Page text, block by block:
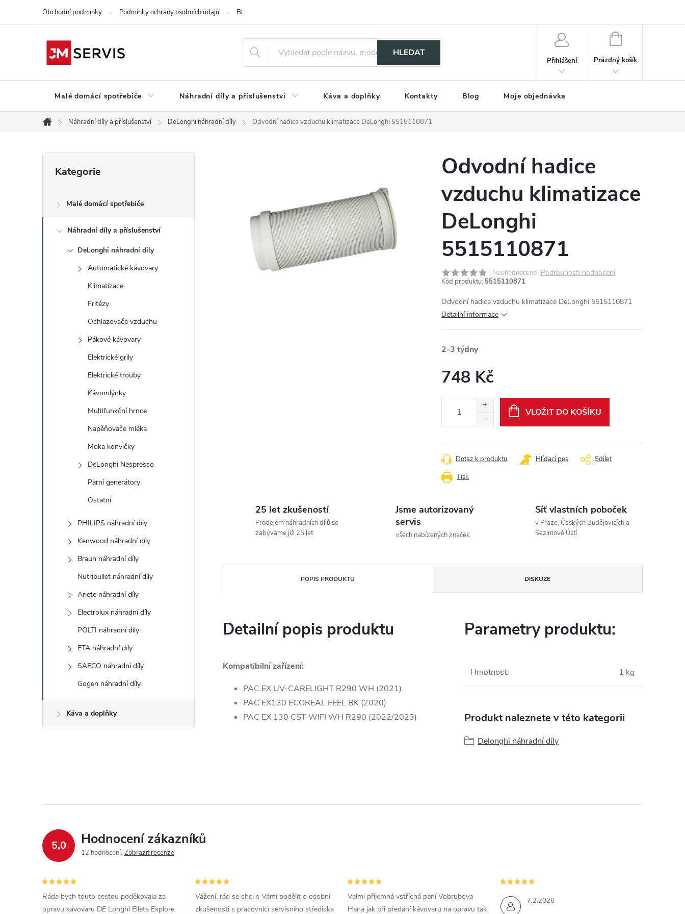
Obchodní podmínky Podmínky ochrany osobních údajů Blog
HLEDAT
Přihlášení
NÁKUPNÍ
Prázdný košík
Malé domácí spotřebiče Náhradní díly a příslušenství Káva a doplňky Kontakty Blog Moje objednávka
Domů
Náhradní díly a příslušenství DeLonghi náhradní díly Odvodní hadice vzduchu klimatizace DeLonghi 5515110871
s
kategorie
Kategorie
Malé domácí spotřebiče
Náhradní díly a příslušenství
DeLonghi náhradní díly
Automatické kávovary
Klimatizace
Fritézy
Ochlazovače vzduchu
Pákové kávovary
Elektrické grily
Elektrické trouby
Kávomlýnky
Multifunkční hrnce
Napěňovače mléka
Moka konvičky
DeLonghi Nespresso
Parní generátory
Ostatní
PHILIPS náhradní díly
Kenwood náhradní díly
Braun náhradní díly
Nutribullet náhradní díly
Ariete náhradní díly
Electrolux náhradní díly
POLTI náhradní díly
ETA náhradní díly
SAECO náhradní díly
Gogen náhradní díly
Káva a doplňky
Odvodní hadice
vzduchu klimatizace
DeLonghi
5515110871
Neohodnoceno Podrobnosti hodnocení
Kód produktu: 5515110871
Odvodní hadice vzduchu klimatizace DeLonghi 5515110871
Detailní informace
2-3 týdny
748 Kč
VLOŽIT DO KOŠÍKU
Tisk
Dotaz k produktu Hlídací pes Sdílet
25 let zkušeností
Prodejem náhradních dílů se
zabýváme již 25 let
Jsme autorizovaný
servis
všech nabízených značek
Síť vlastních poboček
v Praze, Českých Budějovicích a
Sezimově Ústí
POPIS PRODUKTU DISKUZE
Detailní popis produktu
Kompatibilní zařízení:
PAC EX UV-CARELIGHT R290 WH (2021)
PAC EX130 ECOREAL FEEL BK (2020)
PAC EX 130 CST WIFI WH R290 (2022/2023)
Parametry produktu:
Hmotnost: 1 kg
Produkt naleznete v této kategorii
Delonghi náhradní díly
5,0 Hodnocení zákazníků
12 hodnocení Zobrazit recenze
Ráda bych touto cestou poděkovala za
opravu kávovaru DE Longhi Elleta Explore,
Vážení, rád se chci s Vámi podělit o osobní
zkušenosti s pracovnicí servisního střediska
Velmi příjemná vstřícná paní Vobrubova
Hana jak při předání kávovaru na opravu tak
7.2.2026